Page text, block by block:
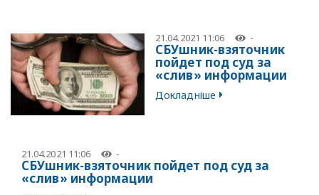
21.04.2021 11:06 -
СБУшник-взяточник
пойдет под суд за
«слив» информации
Докладніше
21.04.2021 11:06 -
СБУшник-взяточник пойдет под суд за
«слив» информации